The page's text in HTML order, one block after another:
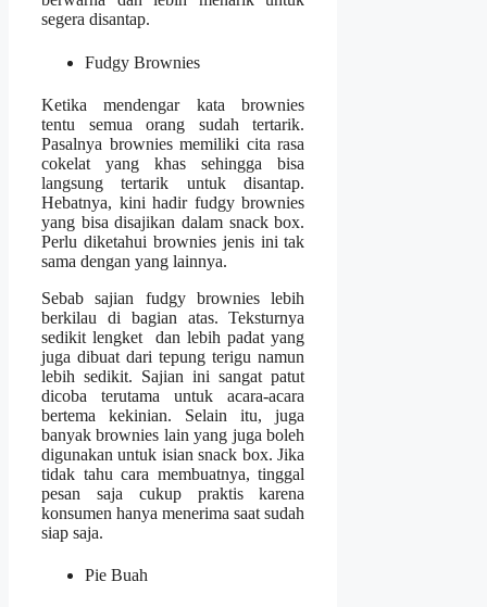
segera disantap.
Fudgy Brownies
Ketika mendengar kata brownies
tentu semua orang sudah tertarik.
Pasalnya brownies memiliki cita rasa
cokelat yang khas sehingga bisa
langsung tertarik untuk disantap.
Hebatnya, kini hadir fudgy brownies
yang bisa disajikan dalam snack box.
Perlu diketahui brownies jenis ini tak
sama dengan yang lainnya.
Sebab sajian fudgy brownies lebih
berkilau di bagian atas. Teksturnya
sedikit lengket dan lebih padat yang
juga dibuat dari tepung terigu namun
lebih sedikit. Sajian ini sangat patut
dicoba terutama untuk acara-acara
bertema kekinian. Selain itu, juga
banyak brownies lain yang juga boleh
digunakan untuk isian snack box. Jika
tidak tahu cara membuatnya, tinggal
pesan saja cukup praktis karena
konsumen hanya menerima saat sudah
siap saja.
Pie Buah